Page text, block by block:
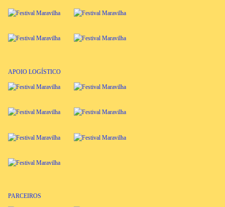
APOIO LOGÍSTICO
PARCEIROS